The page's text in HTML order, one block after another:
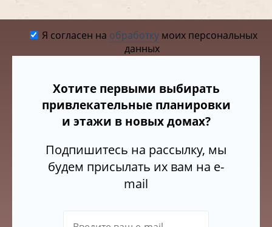
Я согласен на обработкумоих персональных
данных
Хотите первыми выбирать
привлекательные планировки
и этажи в новых домах?
Подпишитесь на рассылку, мы
будем присылать их вам на e-
mail